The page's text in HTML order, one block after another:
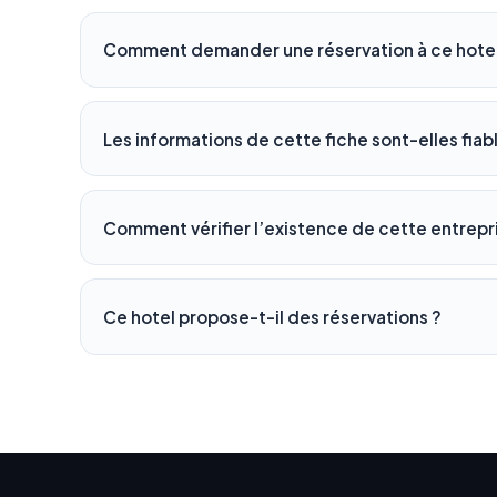
Comment demander une réservation à ce
Les informations de cette fiche sont-elles
Comment vérifier l’existence de cette
Ce hotel propose-t-il des réservations ?